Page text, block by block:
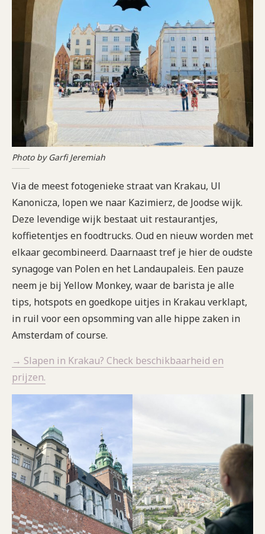
Photo by Garfi Jeremiah
Via de meest fotogenieke straat van Krakau, Ul
Kanonicza, lopen we naar Kazimierz, de Joodse wijk.
Deze levendige wijk bestaat uit restaurantjes,
koffietentjes en foodtrucks. Oud en nieuw worden met
elkaar gecombineerd. Daarnaast tref je hier de oudste
synagoge van Polen en het Landaupaleis. Een pauze
neem je bij Yellow Monkey, waar de barista je alle
tips, hotspots en goedkope uitjes in Krakau verklapt,
in ruil voor een opsomming van alle hippe zaken in
Amsterdam of course.
→ Slapen in Krakau? Check beschikbaarheid en
prijzen.